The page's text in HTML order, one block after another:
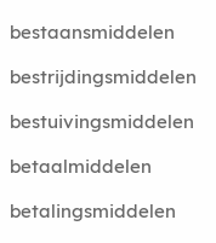
bestaansmiddelen
bestrijdingsmiddelen
bestuivingsmiddelen
betaalmiddelen
betalingsmiddelen